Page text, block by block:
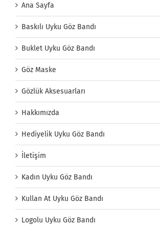
Ana Sayfa
Baskılı Uyku Göz Bandı
Buklet Uyku Göz Bandı
Göz Maske
Gözlük Aksesuarları
Hakkımızda
Hediyelik Uyku Göz Bandı
İletişim
Kadın Uyku Göz Bandı
Kullan At Uyku Göz Bandı
Logolu Uyku Göz Bandı